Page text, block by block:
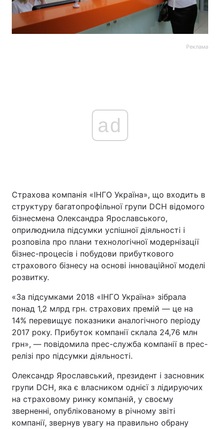
Реклама
ad
Страхова компанія «ІНГО Україна», що входить в
структуру багатопрофільної групи DCH відомого
бізнесмена Олександра Ярославського,
оприлюднила підсумки успішної діяльності і
розповіла про плани технологічної модернізації
бізнес-процесів і побудови прибуткового
страхового бізнесу на основі інноваційної моделі
розвитку.
«За підсумками 2018 «ІНГО Україна» зібрала
понад 1,2 млрд грн. страхових премій — це на
14% перевищує показники аналогічного періоду
2017 року. Прибуток компанії склала 24,76 млн
грн», — повідомила прес-служба компанії в прес-
релізі про підсумки діяльності.
Олександр Ярославський, президент і засновник
групи DCH, яка є власником однієї з лідируючих
на страховому ринку компаній, у своєму
зверненні, опублікованому в річному звіті
компанії, звернув увагу на правильно обрану